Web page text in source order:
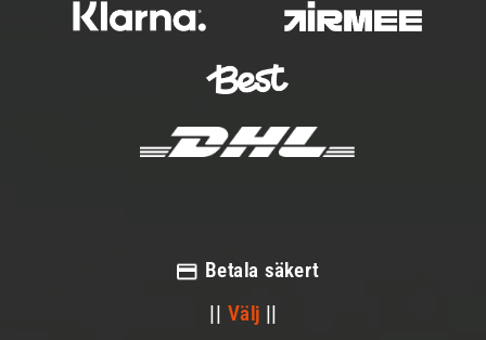
Betala säkert
|| Välj ||